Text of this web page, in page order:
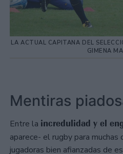
LA ACTUAL CAPITANA DEL
GIMENA
Mentiras
Entre la incredulidad y el
aparece- el rugby para muchas
jugadoras bien afianzadas de